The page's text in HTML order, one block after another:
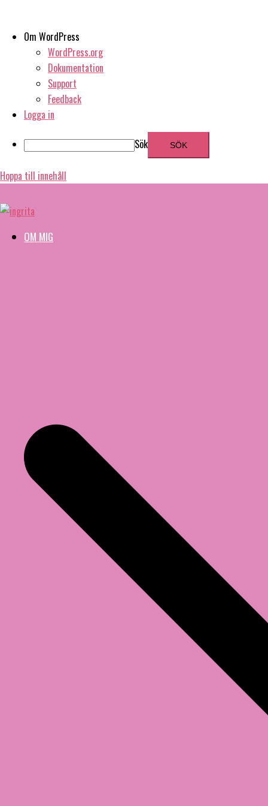
Om WordPress
WordPress.org
Dokumentation
Support
Feedback
Logga in
Sök
Hoppa till innehåll
OM MIG